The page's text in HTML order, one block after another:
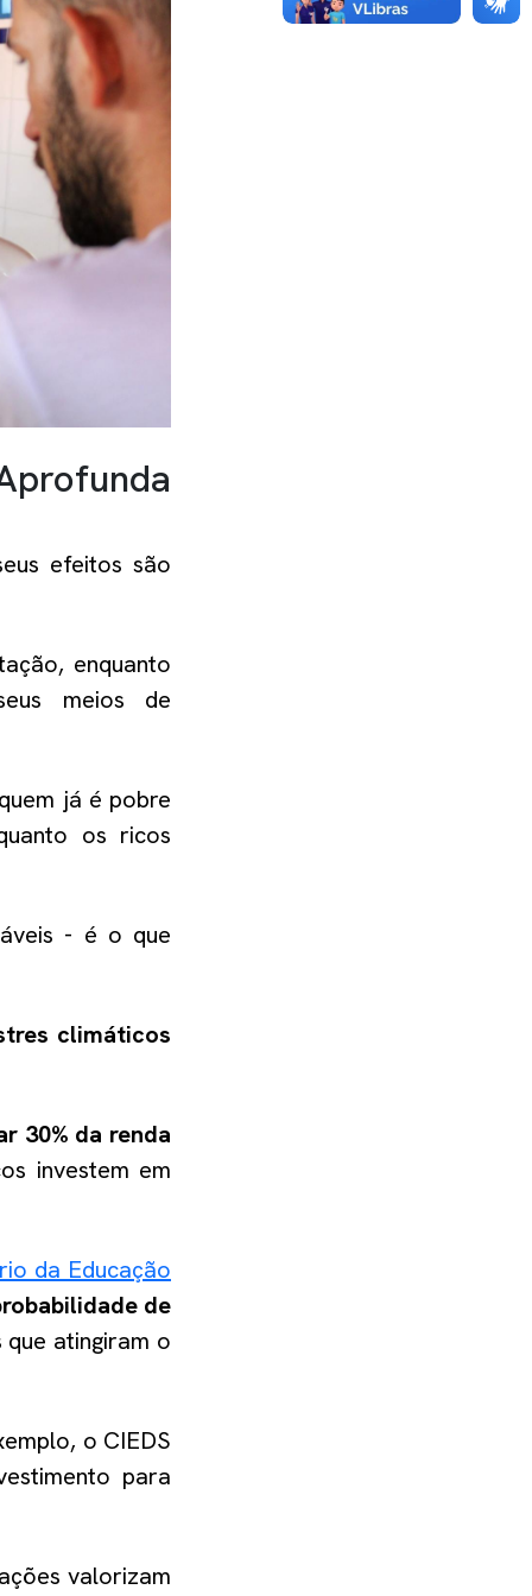
efeitos são
enquanto
meios de
já é pobre
os ricos
- é o que
climáticos
30% da renda
investem em
da Educação
de
atingiram o
o CIEDS
para
valorizam